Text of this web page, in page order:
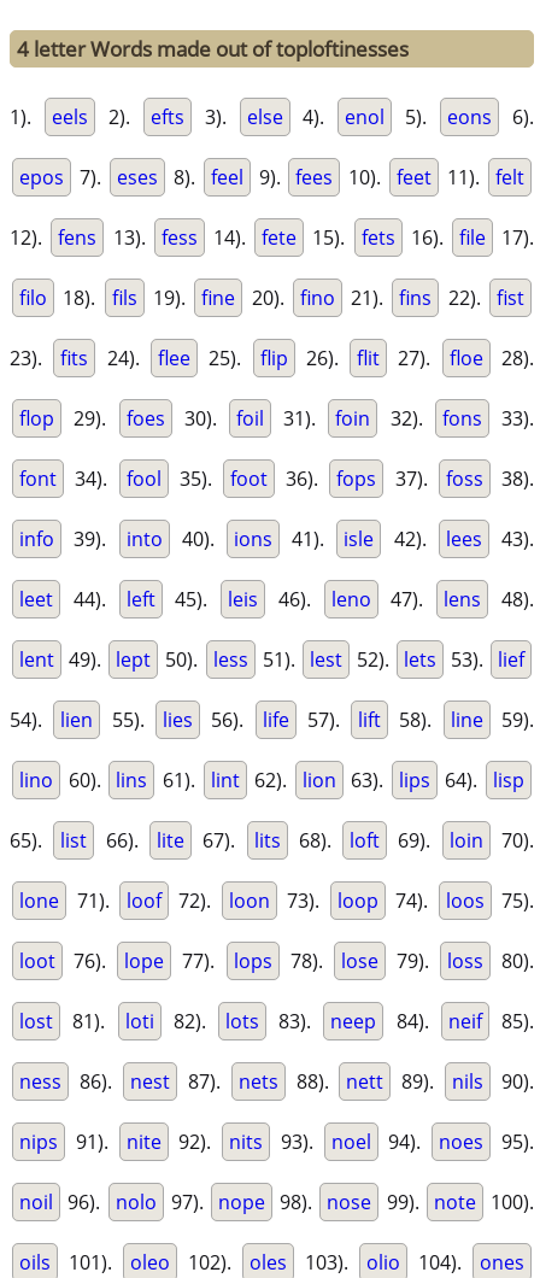
4 letter Words made out of toploftinesses
1). eels 2). efts 3). else 4). enol 5). eons 6).
epos 7). eses 8). feel 9). fees 10). feet 11). felt
12). fens 13). fess 14). fete 15). fets 16). file 17).
filo 18). fils 19). fine 20). fino 21). fins 22). fist
23). fits 24). flee 25). flip 26). flit 27). floe 28).
flop 29). foes 30). foil 31). foin 32). fons 33).
font 34). fool 35). foot 36). fops 37). foss 38).
info 39). into 40). ions 41). isle 42). lees 43).
leet 44). left 45). leis 46). leno 47). lens 48).
lent 49). lept 50). less 51). lest 52). lets 53). lief
54). lien 55). lies 56). life 57). lift 58). line 59).
lino 60). lins 61). lint 62). lion 63). lips 64). lisp
65). list 66). lite 67). lits 68). loft 69). loin 70).
lone 71). loof 72). loon 73). loop 74). loos 75).
loot 76). lope 77). lops 78). lose 79). loss 80).
lost 81). loti 82). lots 83). neep 84). neif 85).
ness 86). nest 87). nets 88). nett 89). nils 90).
nips 91). nite 92). nits 93). noel 94). noes 95).
noil 96). nolo 97). nope 98). nose 99). note 100).
oils 101). oleo 102). oles 103). olio 104). ones